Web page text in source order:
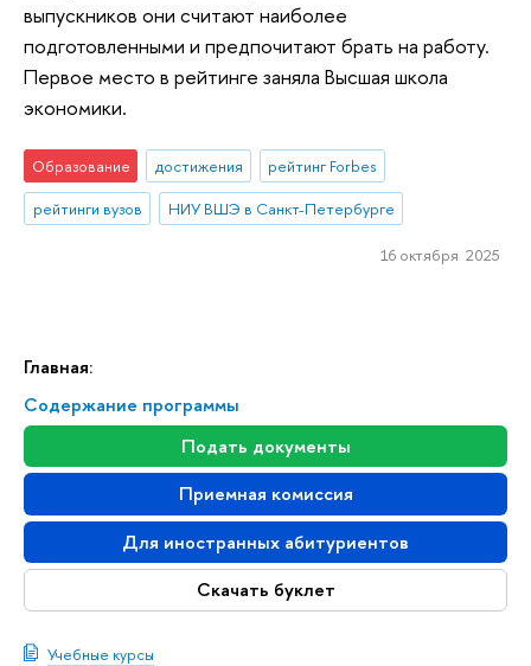
Главная:
Содержание программы
Подать документы
Приемная комиссия
Для иностранных абитуриентов
Скачать буклет
Учебные курсы
выпускников они считают наиболее
подготовленными и предпочитают брать на работу.
Первое место в рейтинге заняла Высшая школа
экономики.
Образование достижения
рейтинг Forbes
рейтинги вузов
НИУ ВШЭ в Санкт-Петербурге
16 октября 2025